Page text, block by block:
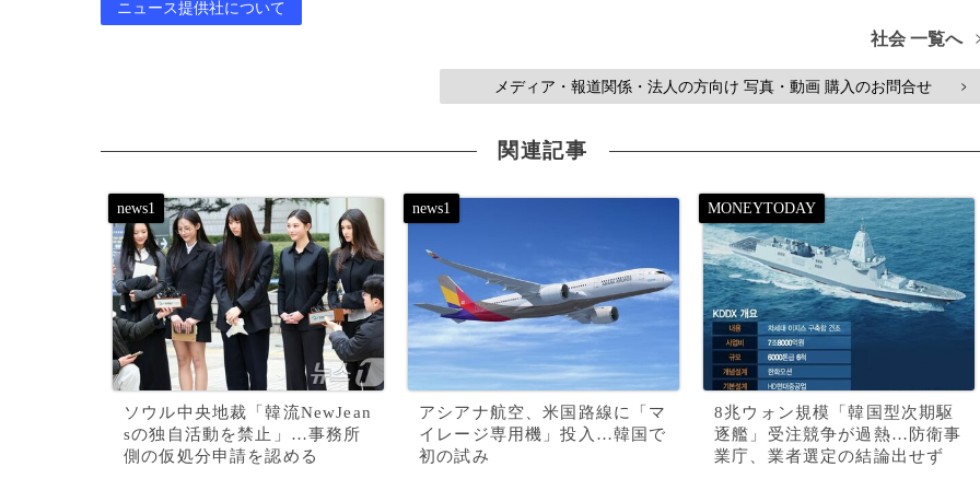
ニュース提供社について
社会 一覧へ
メディア・報道関係・法人の方向け 写真・動画 購入のお問合せ >
関連記事
ソウル中央地裁「韓流NewJean
sの独自活動を禁止」…事務所
側の仮処分申請を認める
アシアナ航空、米国路線に「マ
イレージ専用機」投入…韓国で
初の試み
8兆ウォン規模「韓国型次期駆
逐艦」受注競争が過熱…防衛事
業庁、業者選定の結論出せず